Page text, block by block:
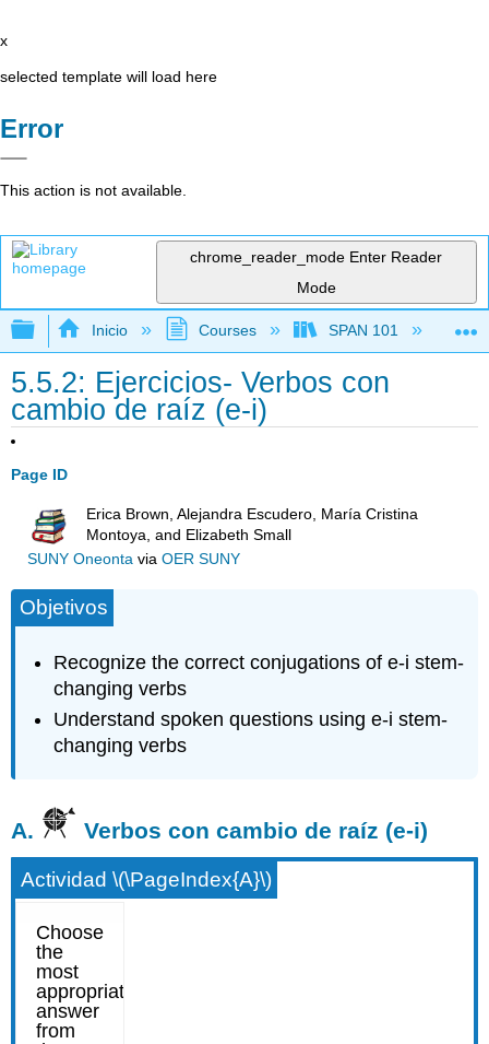
x
selected template will load here
Error
This action is not available.
chrome_reader_mode Enter Reader
Mode
Expandir/contraer jerarquía global
Inicio Courses SPAN 101
5.5.2: Ejercicios- Verbos con
cambio de raíz (e-i)
Page ID
Erica Brown, Alejandra Escudero, María Cristina
Montoya, and Elizabeth Small
SUNY Oneontavia OER SUNY
Objetivos
Recognize the correct conjugations of e-i stem-
changing verbs
Understand spoken questions using e-i stem-
changing verbs
A. Verbos con cambio de raíz (e-i)
Actividad \(\PageIndex{A}\)